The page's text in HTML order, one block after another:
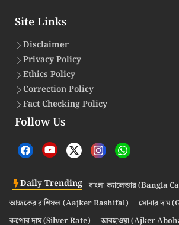
Site Links
Disclaimer
Privacy Policy
Ethics Policy
Correction Policy
Fact Checking Policy
Follow Us
Daily Trending বাংলা ক্যালেন্ডার (Bangla
আজকের রাশিফল (Aajker Rashifal)
সোনার দাম
রুপোর দাম (Silver Rate)
আবহাওয়া (Ajker